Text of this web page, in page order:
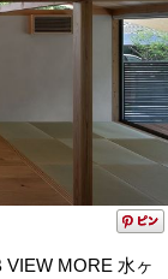
MORE 水ヶ